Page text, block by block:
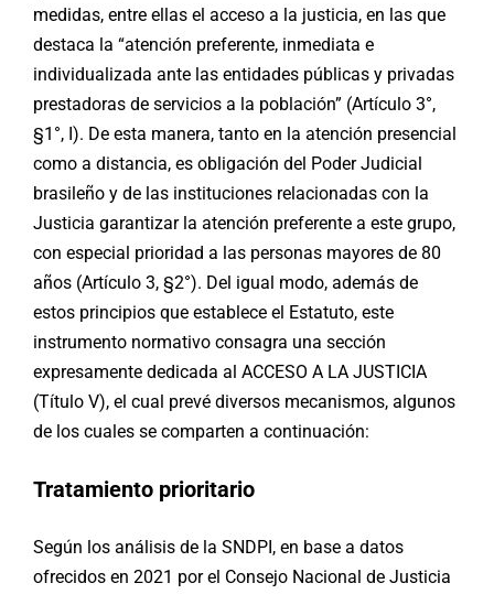
medidas, entre ellas el acceso a la justicia, en las que
destaca la “atención preferente, inmediata e
individualizada ante las entidades públicas y privadas
prestadoras de servicios a la población” (Artículo 3°,
§1°, I). De esta manera, tanto en la atención presencial
como a distancia, es obligación del Poder Judicial
brasileño y de las instituciones relacionadas con la
Justicia garantizar la atención preferente a este grupo,
con especial prioridad a las personas mayores de 80
años (Artículo 3, §2°). Del igual modo, además de
estos principios que establece el Estatuto, este
instrumento normativo consagra una sección
expresamente dedicada al ACCESO A LA JUSTICIA
(Título V), el cual prevé diversos mecanismos, algunos
de los cuales se comparten a continuación:
Tratamiento prioritario
Según los análisis de la SNDPI, en base a datos
ofrecidos en 2021 por el Consejo Nacional de Justicia